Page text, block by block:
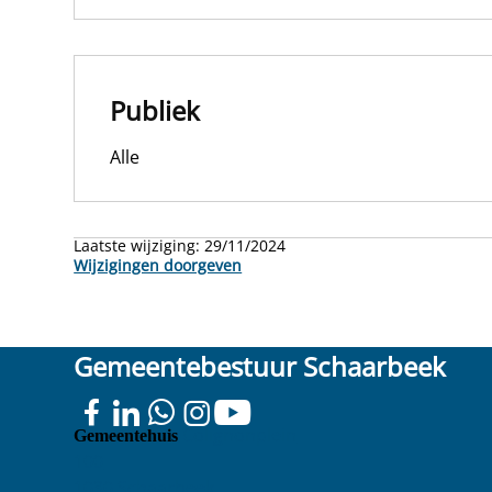
Publiek
Alle
Laatste wijziging:29/11/2024
Wijzigingen doorgeven
Gemeentebestuur Schaarbeek
Gemeentehuis